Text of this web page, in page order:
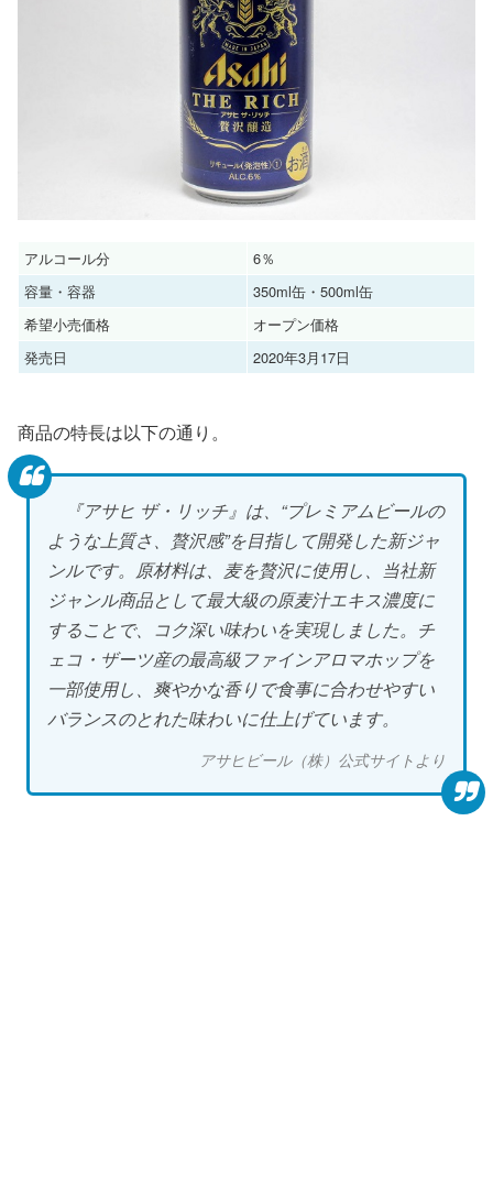
アルコール分
6％
容量・容器
350ml缶・500ml缶
希望小売価格
オープン価格
発売日
2020年3月17日
商品の特長は以下の通り。
『アサヒ ザ・リッチ』は、“プレミアムビールの
ような上質さ、贅沢感”を目指して開発した新ジャ
ンルです。原材料は、麦を贅沢に使用し、当社新
ジャンル商品として最大級の原麦汁エキス濃度に
することで、コク深い味わいを実現しました。チ
ェコ・ザーツ産の最高級ファインアロマホップを
一部使用し、爽やかな香りで食事に合わせやすい
バランスのとれた味わいに仕上げています。
アサヒビール（株）公式サイトより